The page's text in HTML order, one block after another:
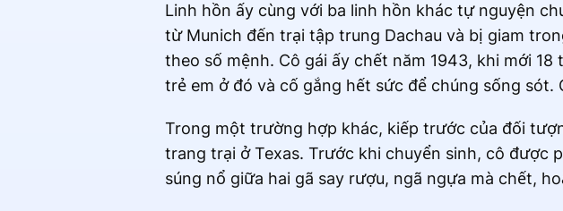
Linh hồn ấy cùng với ba linh hồn khác tự nguyện
từ Munich đến trại tập trung Dachau và bị giam
theo số mệnh. Cô gái ấy chết năm 1943, khi mới
trẻ em ở đó và cố gắng hết sức để chúng sống
Trong một trường hợp khác, kiếp trước của đối
trang trại ở Texas. Trước khi chuyển sinh, cô được
súng nổ giữa hai gã say rượu, ngã ngựa mà chết,